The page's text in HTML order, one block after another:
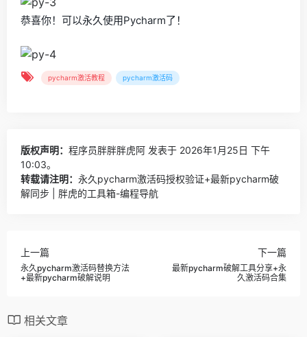
恭喜你！可以永久使用Pycharm了！
pycharm激活教程 pycharm激活码
版权声明： 程序员胖胖胖虎阿 发表于 2026年1月25日 下午
10:03。
转载请注明： 永久pycharm激活码授权验证+最新pycharm破
解同步 | 胖虎的工具箱-编程导航
上一篇
永久pycharm激活码替换方法
+最新pycharm破解说明
下一篇
最新pycharm破解工具分享+永
久激活码合集
相关文章